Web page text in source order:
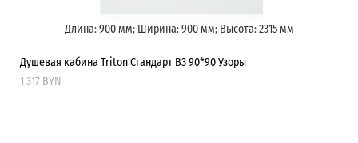
Длина: 900 мм; Ширина: 900 мм; Высота: 2315 мм
Душевая кабина Triton Стандарт В3 90*90 Узоры
1 317 BYN